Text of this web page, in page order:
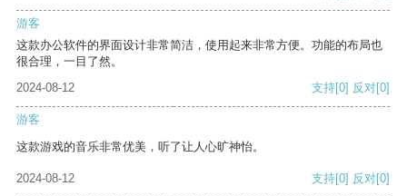
游客
这款办公软件的界面设计非常简洁，使用起来非常方便。功能的布局也
很合理，一目了然。
2024-08-12
支持[0] 反对[0]
游客
这款游戏的音乐非常优美，听了让人心旷神怡。
2024-08-12 支持[0] 反对[0]